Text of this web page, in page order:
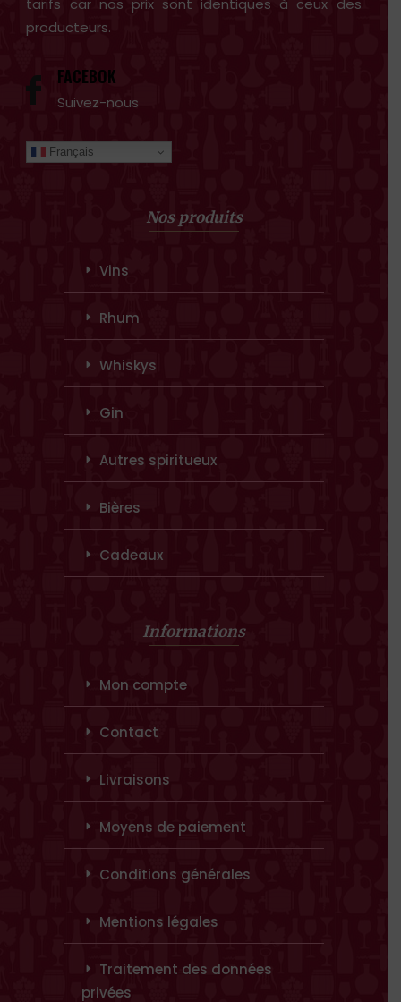
tarifs car nos prix sont identiques à ceux des
producteurs.
FACEBOK
Suivez-nous
Français
Nos produits
Vins
Rhum
Whiskys
Gin
Autres spiritueux
Bières
Cadeaux
Informations
Mon compte
Contact
Livraisons
Moyens de paiement
Conditions générales
Mentions légales
Traitement des données
privées